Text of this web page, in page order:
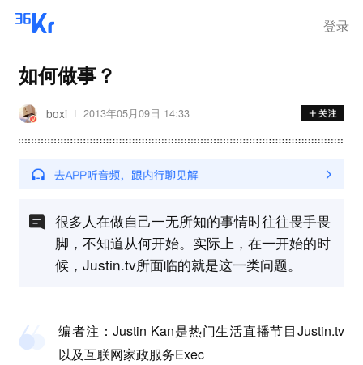
登录
如何做事？
boxi 2013年05月09日 14:33
很多人在做自己一无所知的事情时往往畏手畏
脚，不知道从何开始。实际上，在一开始的时
候，Justin.tv所面临的就是这一类问题。
编者注：Justin Kan是热门生活直播节目Justin.tv
以及互联网家政服务Exec